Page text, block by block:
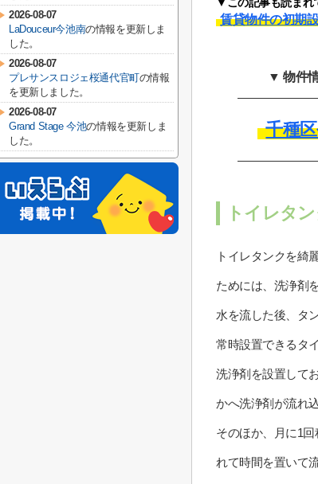
▼この記事も読まれ
賃貸物件の初期
▼ 物件
千種
トイレタ
トイレタンクを綺
ためには、洗浄剤
水を流した後、タ
常時設置できるタ
洗浄剤を設置して
かへ洗浄剤が流れ
そのほか、月に1
れて時間を置いて
2026-08-07
LaDouceur今池南の情報を更新しま
した。
2026-08-07
プレサンスロジェ桜通代官町の情報
を更新しました。
2026-08-07
Grand Stage 今池の情報を更新しま
した。